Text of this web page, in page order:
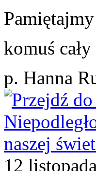
komuś
p. Hanna
12 listopada